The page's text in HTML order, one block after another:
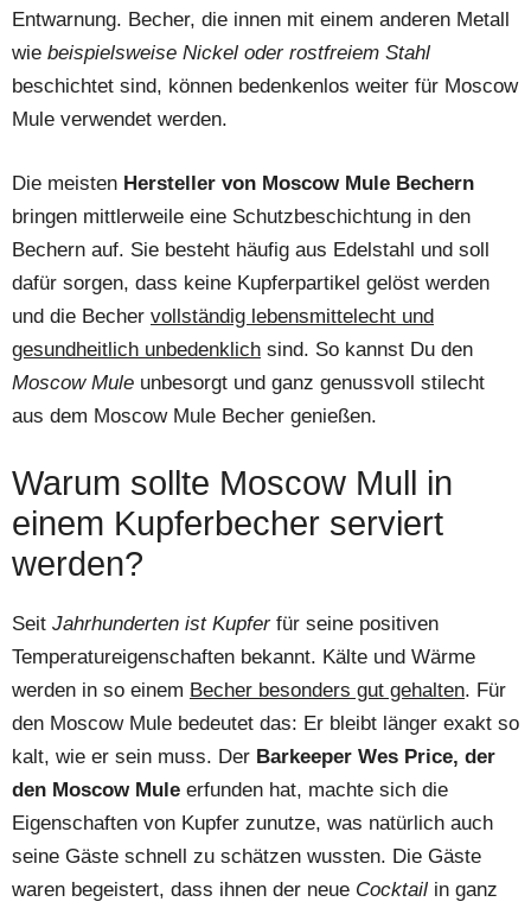
Entwarnung. Becher, die innen mit einem anderen Metall
wie beispielsweise Nickel oder rostfreiem Stahl
beschichtet sind, können bedenkenlos weiter für Moscow
Mule verwendet werden.
Die meisten Hersteller von Moscow Mule Bechern
bringen mittlerweile eine Schutzbeschichtung in den
Bechern auf. Sie besteht häufig aus Edelstahl und soll
dafür sorgen, dass keine Kupferpartikel gelöst werden
und die Becher vollständig lebensmittelecht und
gesundheitlich unbedenklich sind. So kannst Du den
Moscow Mule unbesorgt und ganz genussvoll stilecht
aus dem Moscow Mule Becher genießen.
Warum sollte Moscow Mull in
einem Kupferbecher serviert
werden?
Seit Jahrhunderten ist Kupferfür seine positiven
Temperatureigenschaften bekannt. Kälte und Wärme
werden in so einem Becher besonders gut gehalten. Für
den Moscow Mule bedeutet das: Er bleibt länger exakt so
kalt, wie er sein muss. Der Barkeeper Wes Price, der
den Moscow Mule erfunden hat, machte sich die
Eigenschaften von Kupfer zunutze, was natürlich auch
seine Gäste schnell zu schätzen wussten. Die Gäste
waren begeistert, dass ihnen der neue Cocktail in ganz